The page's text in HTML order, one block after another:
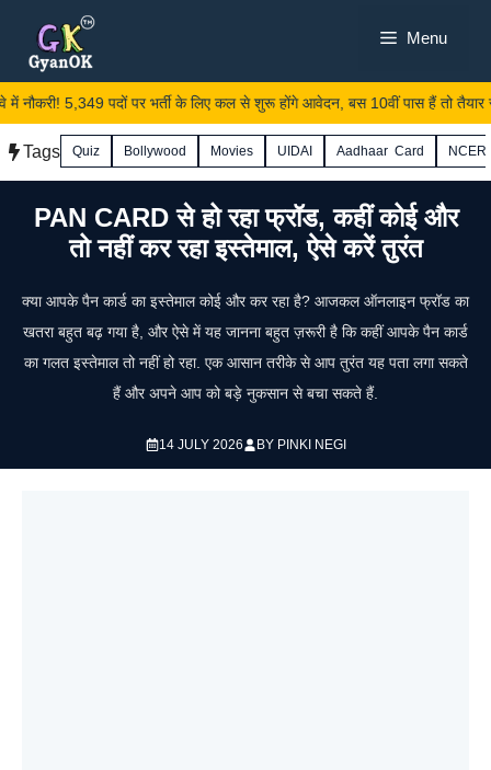
content
Menu
में नौकरी! 5,349 पदों पर भर्ती के लिए कल से शुरू होंगे आवेदन, बस 10वीं पास हैं तो तैयार
Tags Quiz Bollywood Movies UIDAI Aadhaar Card
PAN CARD से हो रहा फ्रॉड, कहीं कोई और
तो नहीं कर रहा इस्तेमाल, ऐसे करें तुरंत
क्या आपके पैन कार्ड का इस्तेमाल कोई और कर रहा है? आजकल ऑनलाइन फ्रॉड का
खतरा बहुत बढ़ गया है, और ऐसे में यह जानना बहुत ज़रूरी है कि कहीं आपके पैन कार्ड
का गलत इस्तेमाल तो नहीं हो रहा. एक आसान तरीके से आप तुरंत यह पता लगा सकते
हैं और अपने आप को बड़े नुकसान से बचा सकते हैं.
14 JULY 2026 BY PINKI NEGI